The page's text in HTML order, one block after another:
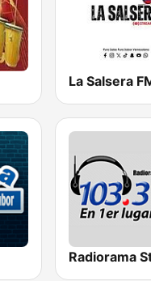
La Salsera
Radiorama